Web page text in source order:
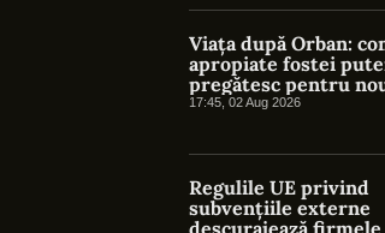
Viața după Orban:
apropiate fostei
pregătesc pentru
politică din Ungaria
17:45, 02 Aug 2026
Regulile UE privind
subvențiile externe
descurajează firmele